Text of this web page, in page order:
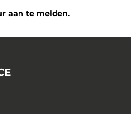
aan te melden.